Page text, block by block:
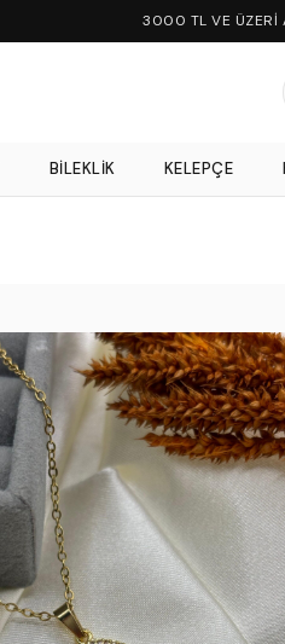
3000 TL VE ÜZERİ
BILEKLIK KELEPÇE